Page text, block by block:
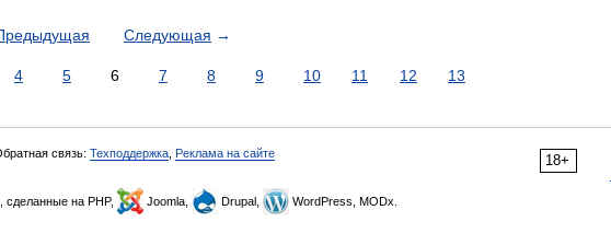
Следующая →
4 5 6 7 8 9 10 11 12 13
18+
связь: Техподдержка Реклама на сайте
, сделанные на PHP, Joomla, Drupal, WordPress, MODx.